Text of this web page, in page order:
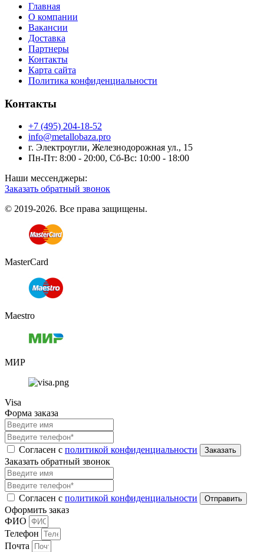
Главная
О компании
Вакансии
Доставка
Партнеры
Контакты
Карта сайта
Политика конфиденциальности
Контакты
+7 (495) 204-18-52
info@metallobaza.pro
г. Электроугли, Железнодорожная ул., 15
Пн-Пт: 8:00 - 20:00, Сб-Вс: 10:00 - 18:00
Наши мессенджеры:
Заказать обратный звонок
© 2019-2026. Все права защищены.
MasterCard
Maestro
МИР
Visa
Форма заказа
Согласен с политикой конфиденциальности
Заказать обратный звонок
Согласен с политикой конфиденциальности
Оформить заказ
ФИО
Телефон
Почта